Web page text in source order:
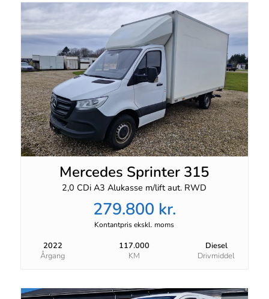
Mercedes Sprinter 315
2,0 CDi A3 Alukasse m/lift aut. RWD
279.800 kr.
Kontantpris ekskl. moms
2022
Årgang
117.000
KM
Diesel
Drivmiddel